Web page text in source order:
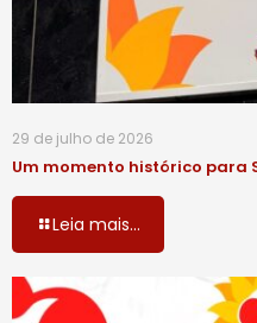
29 de julho de 2026
Um momento histórico para
Leia mais...